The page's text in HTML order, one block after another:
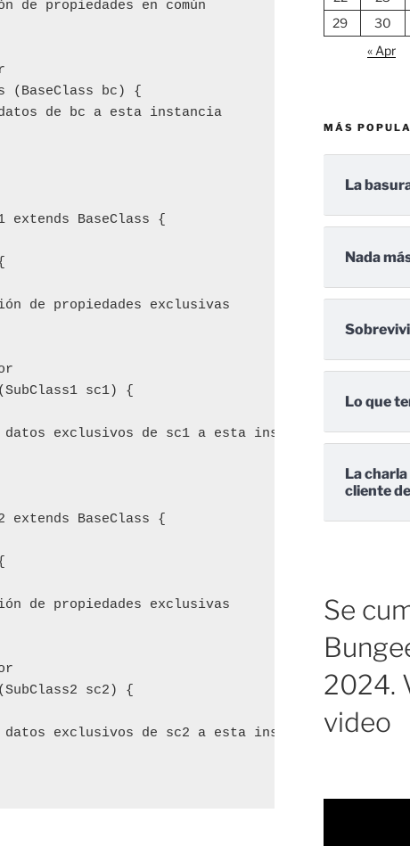
de propiedades en común
(BaseClass bc) {
de bc a esta instancia
extends BaseClass {
de propiedades exclusivas
sc1) {
exclusivos de sc1 a esta instancia
extends BaseClass {
de propiedades exclusivas
sc2) {
exclusivos de sc2 a esta instancia
29
30
« Apr
MÁS
La
Nada
Lo que
La
cliente
Se
2024.
video